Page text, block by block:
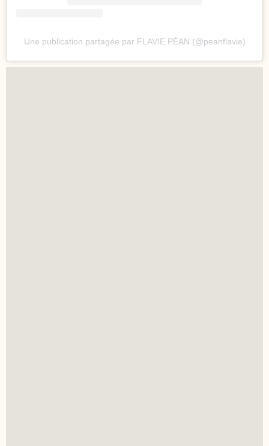
Une publication partagée par FLAVIE PÉAN (@peanflavie)